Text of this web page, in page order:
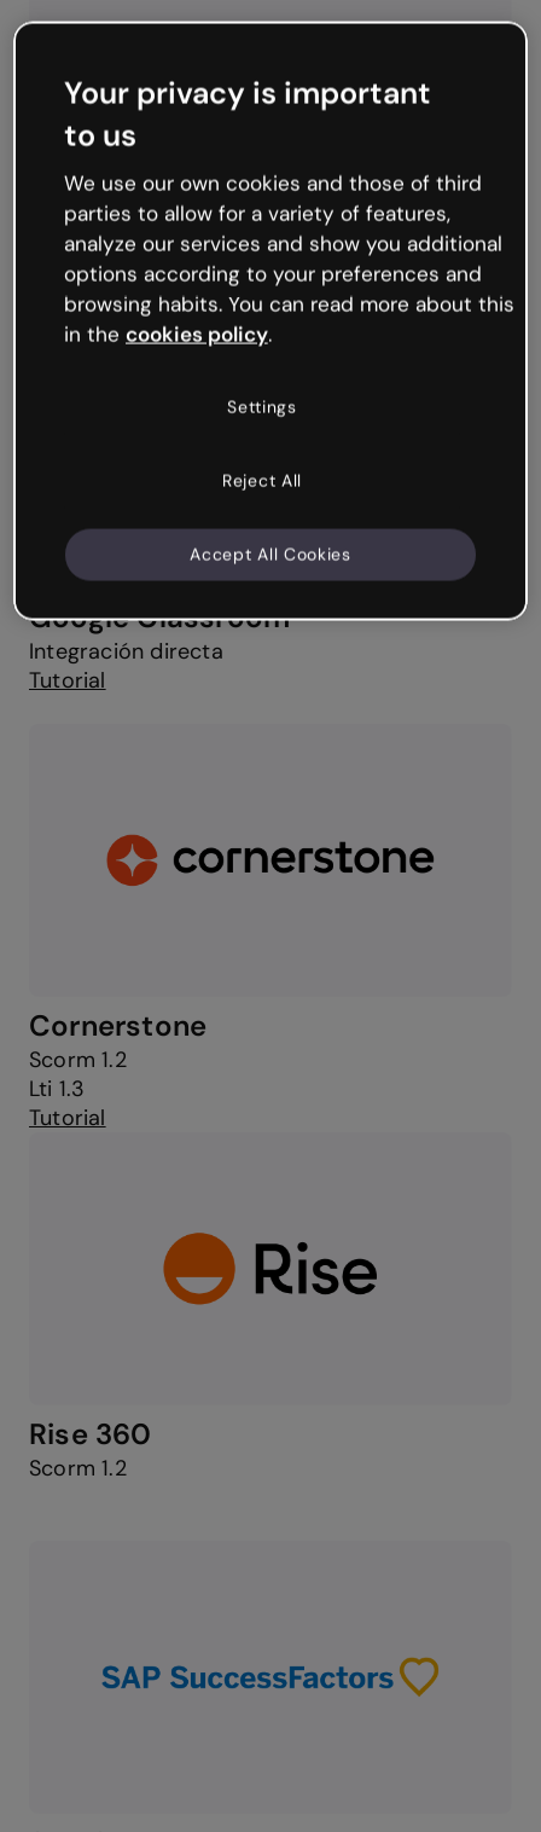
Blackboard
Scorm 1.2
Lti 1.3
Tutorial
Google Classroom
Integración directa
Tutorial
Cornerstone
Scorm 1.2
Lti 1.3
Tutorial
Rise 360
Scorm 1.2
Your privacy is important
to us
We use our own cookies and those of third
parties to allow for a variety of features,
analyze our services and show you additional
options according to your preferences and
browsing habits. You can read more about this
in the cookies policy.
Settings
Reject All
Accept All Cookies